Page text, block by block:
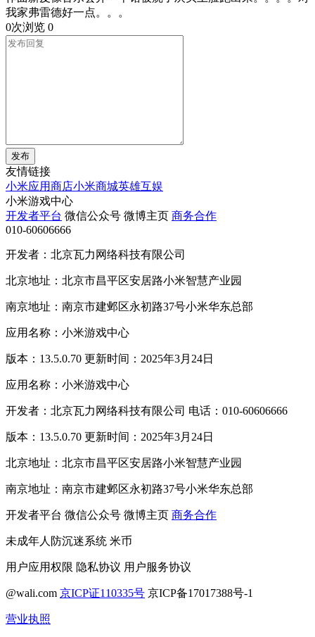
我家弗雷德好一点。。。
0次浏览 0
发布
友情链接
小米应用商店小米商城英雄互娱
小米游戏中心
开发者平台 微信公众号 微博主页 商务合作
010-60606666
开发者：北京瓦力网络科技有限公司
北京地址：北京市昌平区安居路小米智慧产业园
南京地址：南京市建邺区永初路37号小米华东总部
应用名称：小米游戏中心
版本：13.5.0.70 更新时间：2025年3月24日
应用名称：小米游戏中心
开发者：北京瓦力网络科技有限公司 电话：010-60606666
版本：13.5.0.70 更新时间：2025年3月24日
北京地址：北京市昌平区安居路小米智慧产业园
南京地址：南京市建邺区永初路37号小米华东总部
开发者平台 微信公众号 微博主页 商务合作
未成年人防沉迷系统 米币
用户应用权限 隐私协议 用户服务协议
@wali.com 京ICP证110335号 京ICP备17017388号-1
营业执照